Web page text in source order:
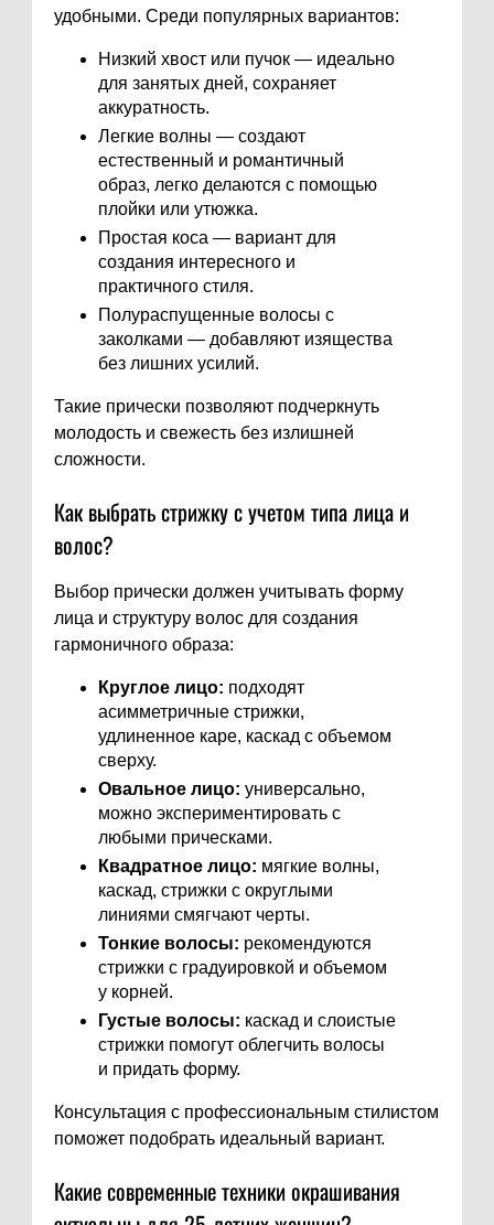
удобными. Среди популярных вариантов:
Низкий хвост или пучок — идеально
для занятых дней, сохраняет
аккуратность.
Легкие волны — создают
естественный и романтичный
образ, легко делаются с помощью
плойки или утюжка.
Простая коса — вариант для
создания интересного и
практичного стиля.
Полураспущенные волосы с
заколками — добавляют изящества
без лишних усилий.
Такие прически позволяют подчеркнуть
молодость и свежесть без излишней
сложности.
Как выбрать стрижку с учетом типа лица и
волос?
Выбор прически должен учитывать форму
лица и структуру волос для создания
гармоничного образа:
Круглое лицо: подходят
асимметричные стрижки,
удлиненное каре, каскад с объемом
сверху.
Овальное лицо: универсально,
можно экспериментировать с
любыми прическами.
Квадратное лицо: мягкие волны,
каскад, стрижки с округлыми
линиями смягчают черты.
Тонкие волосы: рекомендуются
стрижки с градуировкой и объемом
у корней.
Густые волосы: каскад и слоистые
стрижки помогут облегчить волосы
и придать форму.
Консультация с профессиональным стилистом
поможет подобрать идеальный вариант.
Какие современные техники окрашивания